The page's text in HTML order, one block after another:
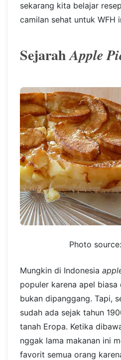
sekarang kita belajar resep
camilan sehat untuk WFH
SejarahApple
Photo
Mungkin di Indonesia
populer karena apel biasa
bukan dipanggang. Tapi,
sudah ada sejak tahun
tanah Eropa. Ketika
nggak lama makanan ini
favorit semua orang